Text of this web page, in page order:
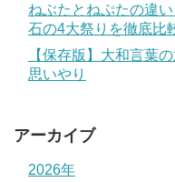
ねぶたとねぷたの違
石の4大祭りを徹底比
【保存版】大和言葉
思いやり
アーカイブ
2026年